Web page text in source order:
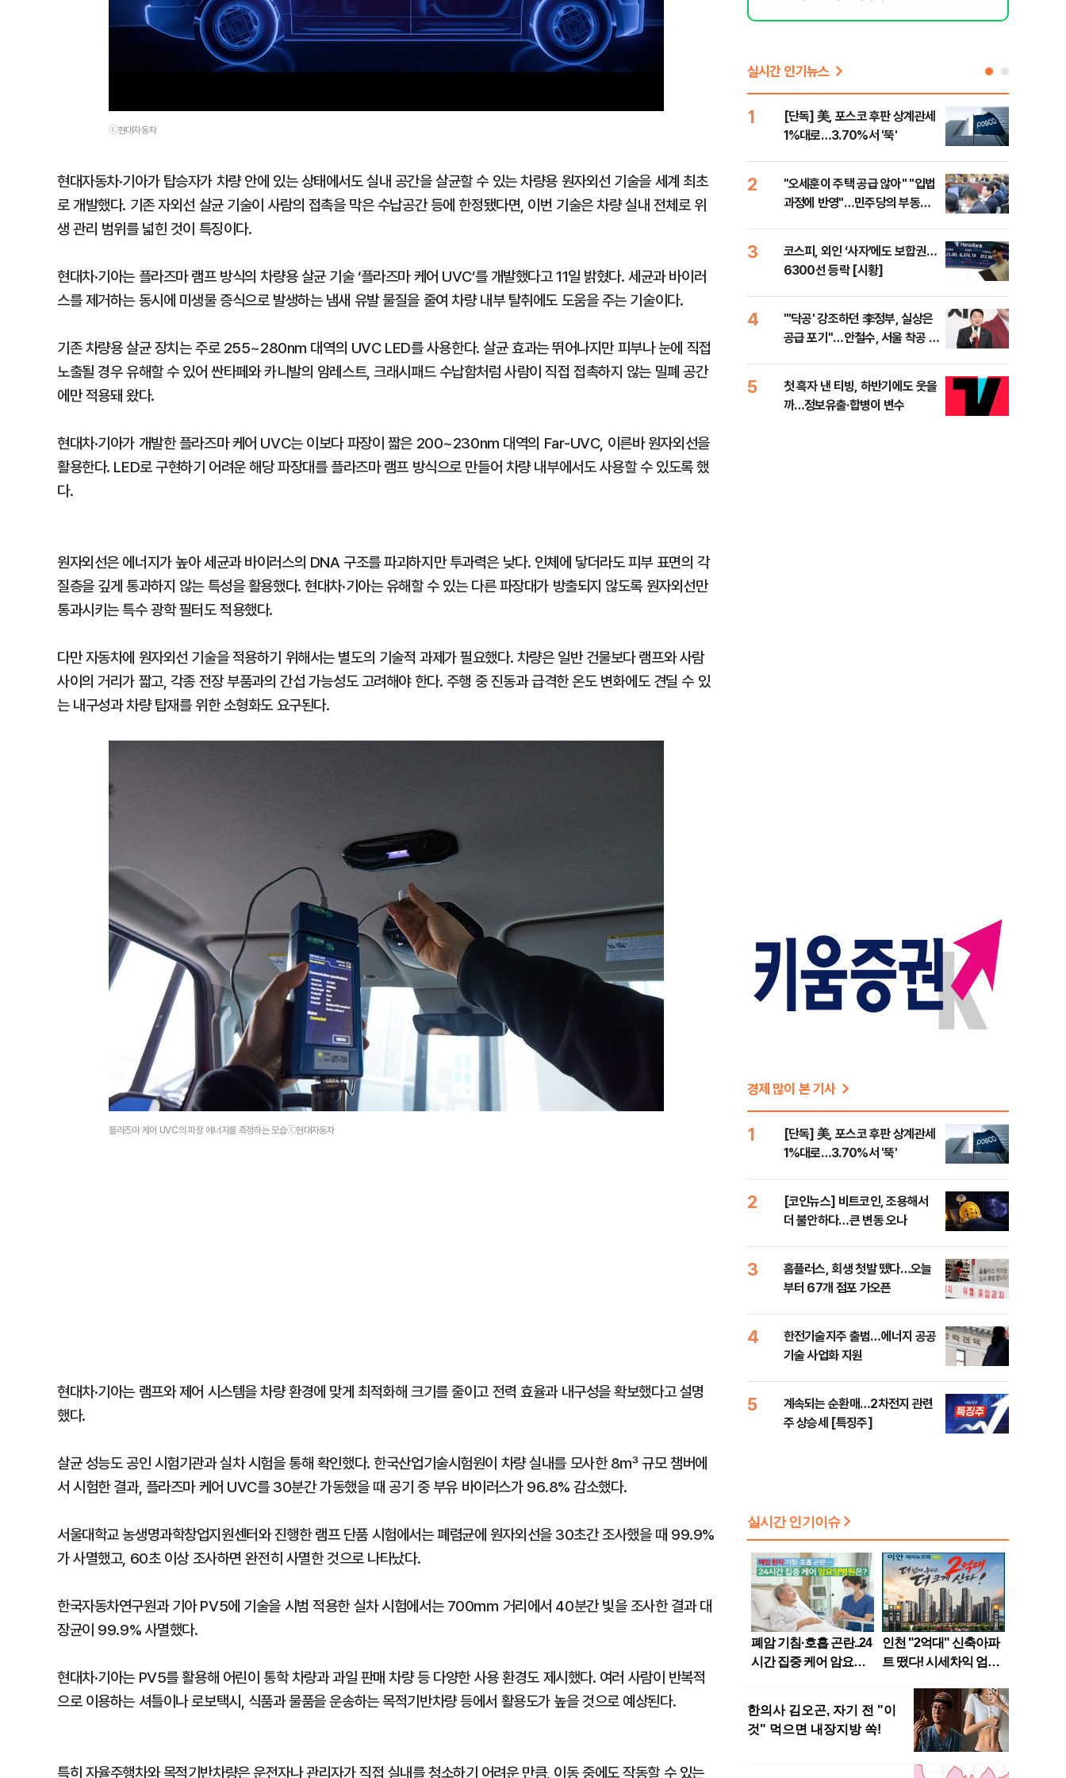
ⓒ현대자동차
현대자동차·기아가 탑승자가 차량 안에 있는 상태에서도 실내 공간을 살균할 수 있는 차량용 원자외선 기술을 세계 최초
로 개발했다. 기존 자외선 살균 기술이 사람의 접촉을 막은 수납공간 등에 한정됐다면, 이번 기술은 차량 실내 전체로 위
생 관리 범위를 넓힌 것이 특징이다.
현대차·기아는 플라즈마 램프 방식의 차량용 살균 기술 ‘플라즈마 케어 UVC’를 개발했다고 11일 밝혔다. 세균과 바이러
스를 제거하는 동시에 미생물 증식으로 발생하는 냄새 유발 물질을 줄여 차량 내부 탈취에도 도움을 주는 기술이다.
기존 차량용 살균 장치는 주로 255~280nm 대역의 UVC LED를 사용한다. 살균 효과는 뛰어나지만 피부나 눈에 직접
노출될 경우 유해할 수 있어 싼타페와 카니발의 암레스트, 크래시패드 수납함처럼 사람이 직접 접촉하지 않는 밀폐 공간
에만 적용돼 왔다.
현대차·기아가 개발한 플라즈마 케어 UVC는 이보다 파장이 짧은 200~230nm 대역의 Far-UVC, 이른바 원자외선을
활용한다. LED로 구현하기 어려운 해당 파장대를 플라즈마 램프 방식으로 만들어 차량 내부에서도 사용할 수 있도록 했
다.
원자외선은 에너지가 높아 세균과 바이러스의 DNA 구조를 파괴하지만 투과력은 낮다. 인체에 닿더라도 피부 표면의 각
질층을 깊게 통과하지 않는 특성을 활용했다. 현대차·기아는 유해할 수 있는 다른 파장대가 방출되지 않도록 원자외선만
통과시키는 특수 광학 필터도 적용했다.
다만 자동차에 원자외선 기술을 적용하기 위해서는 별도의 기술적 과제가 필요했다. 차량은 일반 건물보다 램프와 사람
사이의 거리가 짧고, 각종 전장 부품과의 간섭 가능성도 고려해야 한다. 주행 중 진동과 급격한 온도 변화에도 견딜 수 있
는 내구성과 차량 탑재를 위한 소형화도 요구된다.
플라즈마 케어 UVC의 파장 에너지를 측정하는 모습ⓒ현대자동차
현대차·기아는 램프와 제어 시스템을 차량 환경에 맞게 최적화해 크기를 줄이고 전력 효율과 내구성을 확보했다고 설명
했다.
살균 성능도 공인 시험기관과 실차 시험을 통해 확인했다. 한국산업기술시험원이 차량 실내를 모사한 8㎥ 규모 챔버에
서 시험한 결과, 플라즈마 케어 UVC를 30분간 가동했을 때 공기 중 부유 바이러스가 96.8% 감소했다.
서울대학교 농생명과학창업지원센터와 진행한 램프 단품 시험에서는 폐렴균에 원자외선을 30초간 조사했을 때 99.9%
가 사멸했고, 60초 이상 조사하면 완전히 사멸한 것으로 나타났다.
한국자동차연구원과 기아 PV5에 기술을 시범 적용한 실차 시험에서는 700㎜ 거리에서 40분간 빛을 조사한 결과 대
장균이 99.9% 사멸했다.
현대차·기아는 PV5를 활용해 어린이 통학 차량과 과일 판매 차량 등 다양한 사용 환경도 제시했다. 여러 사람이 반복적
으로 이용하는 셔틀이나 로보택시, 식품과 물품을 운송하는 목적기반차량 등에서 활용도가 높을 것으로 예상된다.
특히 자율주행차와 목적기반차량은 운전자나 관리자가 직접 실내를 청소하기 어려운 만큼, 이동 중에도 작동할 수 있는
실시간 인기뉴스
1
[단독] 美, 포스코 후판 상계관세
1%대로…3.70%서 '뚝'
2
"오세훈이 주택 공급 않아" "입법
과정에 반영"…민주당의 부동산
3
코스피, 외인 ‘사자’에도 보합권…
6300선 등락 [시황]
4
"'닥공' 강조하던 李정부, 실상은
공급 포기"…안철수, 서울 착공 실
5
첫 흑자 낸 티빙, 하반기에도 웃을
까…정보유출·합병이 변수
경제 많이 본 기사
1
[단독] 美, 포스코 후판 상계관세
1%대로…3.70%서 '뚝'
2
[코인뉴스] 비트코인, 조용해서
더 불안하다…큰 변동 오나
3
홈플러스, 회생 첫발 뗐다…오늘
부터 67개 점포 가오픈
4
한전기술지주 출범…에너지 공공
기술 사업화 지원
5
계속되는 순환매…2차전지 관련
주 상승세 [특징주]